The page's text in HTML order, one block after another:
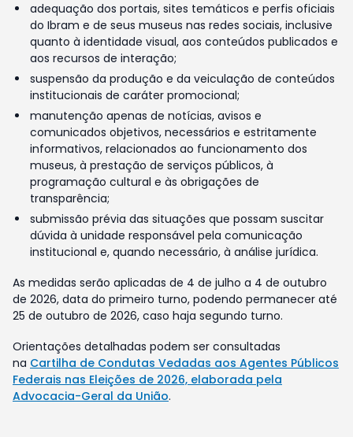
adequação dos portais, sites temáticos e perfis oficiais
do Ibram e de seus museus nas redes sociais, inclusive
quanto à identidade visual, aos conteúdos publicados e
aos recursos de interação;
suspensão da produção e da veiculação de conteúdos
institucionais de caráter promocional;
manutenção apenas de notícias, avisos e
comunicados objetivos, necessários e estritamente
informativos, relacionados ao funcionamento dos
museus, à prestação de serviços públicos, à
programação cultural e às obrigações de
transparência;
submissão prévia das situações que possam suscitar
dúvida à unidade responsável pela comunicação
institucional e, quando necessário, à análise jurídica.
As medidas serão aplicadas de 4 de julho a 4 de outubro
de 2026, data do primeiro turno, podendo permanecer até
25 de outubro de 2026, caso haja segundo turno.
Orientações detalhadas podem ser consultadas
na Cartilha de Condutas Vedadas aos Agentes Públicos
Federais nas Eleições de 2026, elaborada pela
Advocacia-Geral da União.